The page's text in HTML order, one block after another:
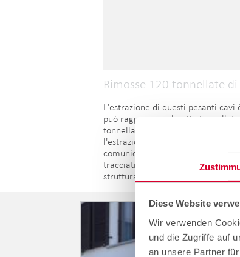
Diese Website
Wir verwenden
und die Zugriffe auf
an unsere Partner
Rimosse 120 tonnellate
L'estrazione di questi pesanti
può raggiungere le otto
tonnellate. Occorre però la
l'estrazione del cavo in rame, i
comunicazione continua via
tracciati. In questo modo è stato
strutturali.